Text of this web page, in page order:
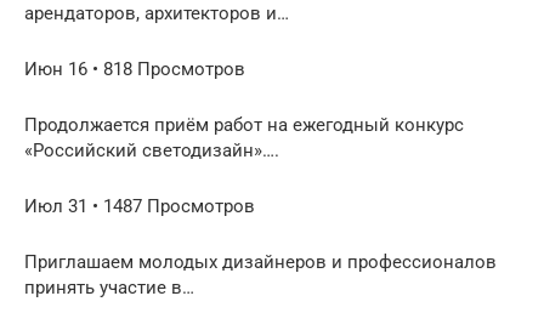
арендаторов, архитекторов и…
Июн 16 • 818 Просмотров
Продолжается приём работ на ежегодный конкурс
«Российский светодизайн»….
Июл 31 • 1487 Просмотров
Приглашаем молодых дизайнеров и профессионалов
принять участие в…